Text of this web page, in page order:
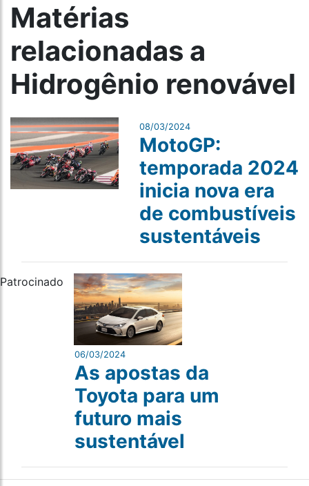
Matérias
relacionadas a
Hidrogênio renovável
08/03/2024
MotoGP:
temporada 2024
inicia nova era
de combustíveis
sustentáveis
Patrocinado
06/03/2024
As apostas da
Toyota para um
futuro mais
sustentável